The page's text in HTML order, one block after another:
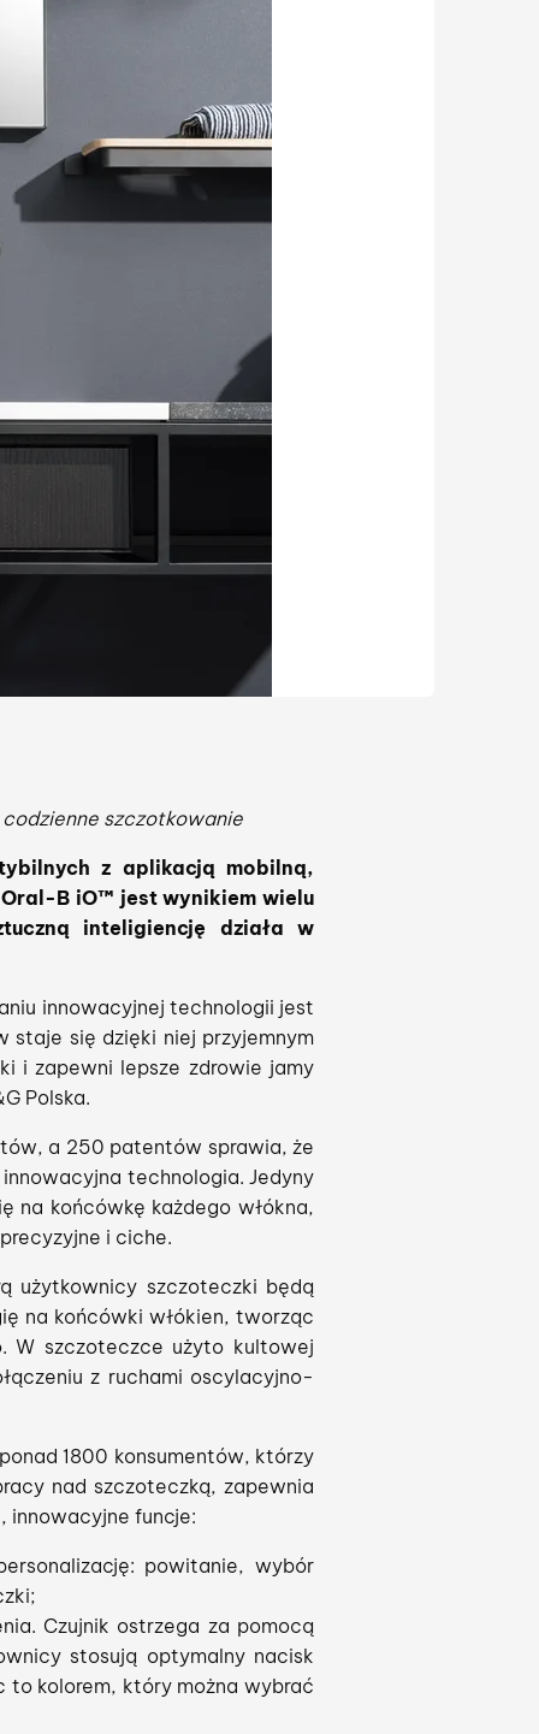
szczotkowanie
z aplikacją mobilną,
B iO™ jest wynikiem wielu
inteligiencję działa w
innowacyjnej technologii jest
staje się dzięki niej przyjemnym
i zapewni lepsze zdrowie jamy
Polska.
a 250 patentów sprawia, że
technologia. Jedyny
na końcówkę każdego włókna,
i ciche.
użytkownicy szczoteczki będą
na końcówki włókien, tworząc
W szczoteczce użyto kultowej
z ruchami oscylacyjno-
1800 konsumentów, którzy
nad szczoteczką, zapewnia
innowacyjne funcje:
powitanie, wybór
Czujnik ostrzega za pomocą
stosują optymalny nacisk
to kolorem, który można wybrać